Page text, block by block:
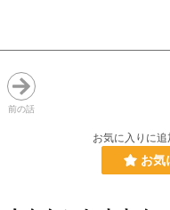
前の話
お気に入りに
お気